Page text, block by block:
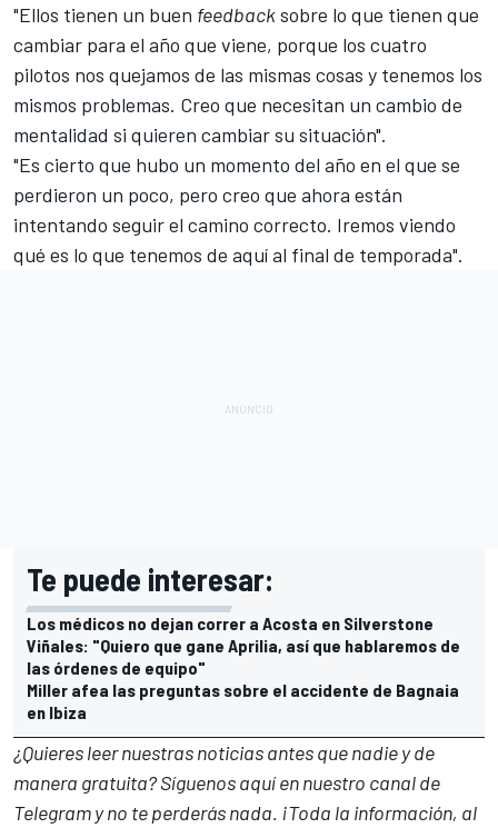
"Ellos tienen un buen feedbacksobre lo que tienen que
cambiar para el año que viene, porque los cuatro
pilotos nos quejamos de las mismas cosas y tenemos los
mismos problemas. Creo que necesitan un cambio de
mentalidad si quieren cambiar su situación".
"Es cierto que hubo un momento del año en el que se
perdieron un poco, pero creo que ahora están
intentando seguir el camino correcto. Iremos viendo
qué es lo que tenemos de aquí al final de temporada".
Te puede interesar:
Los médicos no dejan correr a Acosta en Silverstone
Viñales: "Quiero que gane Aprilia, así que hablaremos de
las órdenes de equipo"
Miller afea las preguntas sobre el accidente de Bagnaia
en Ibiza
¿Quieres leer nuestras noticias antes que nadie y de
manera gratuita? Síguenosaquí en nuestro canal de
Telegramy no te perderás nada. ¡Toda la información, al